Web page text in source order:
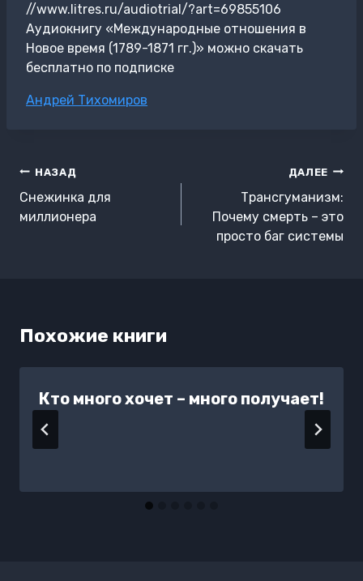
//www.litres.ru/audiotrial/?art=69855106
Аудиокнигу «Международные отношения в
Новое время (1789-1871 гг.)» можно скачать
бесплатно по подписке
Метки
Андрей Тихомиров
Навигация
по
записям
НАЗАД
Снежинка для
миллионера
ДАЛЕЕ
Трансгуманизм:
Почему смерть – это
просто баг системы
Похожие книги
Кто много хочет – много получает!